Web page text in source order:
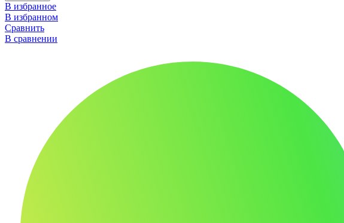
В избранное
В избранном
Сравнить
В сравнении